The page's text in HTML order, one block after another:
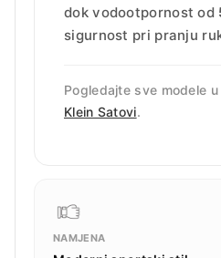
dok vodootpornost od
sigurnost pri pranju
Pogledajte sve modele
Klein Satovi.
NAMJENA